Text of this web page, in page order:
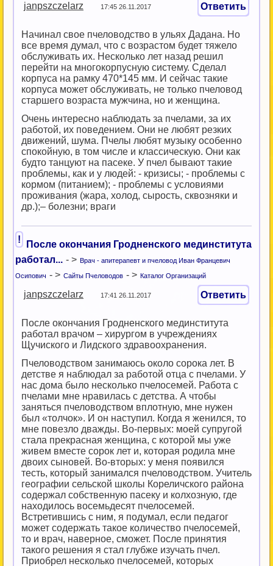
janpszczelarz 17:45 26.11.2017 Ответить
Начинал свое пчеловодство в ульях Дадана. Но
все время думал, что с возрастом будет тяжело
обслуживать их. Несколько лет назад решил
перейти на многокорпусную систему. Сделал
корпуса на рамку 470*145 мм. И сейчас такие
корпуса может обслуживать, не только пчеловод
старшего возраста мужчина, но и женщина.
Очень интересно наблюдать за пчелами, за их
работой, их поведением. Они не любят резких
движений, шума. Пчелы любят музыку особенно
спокойную, в том числе и классическую. Они как
будто танцуют на пасеке. У пчел бывают такие
проблемы, как и у людей: - кризисы; - проблемы с
кормом (питанием); - проблемы с условиями
проживания (жара, холод, сырость, сквозняки и
др.);– болезни; враги
!
После окончания Гродненского мединститута
работал... - > Врач - апитерапевт и пчеловод Иван Францевич
Осипович - > Сайты Пчеловодов - > Каталог Организаций
janpszczelarz 17:41 26.11.2017 Ответить
После окончания Гродненского мединститута
работал врачом – хирургом в учреждениях
Щучиского и Лидского здравоохранения.
Пчеловодством занимаюсь около сорока лет. В
детстве я наблюдал за работой отца с пчелами. У
нас дома было несколько пчелосемей. Работа с
пчелами мне нравилась с детства. А чтобы
заняться пчеловодством вплотную, мне нужен
был «толчок». И он наступил. Когда я женился, то
мне повезло дважды. Во-первых: моей супругой
стала прекрасная женщина, с которой мы уже
живем вместе сорок лет и, которая родила мне
двоих сыновей. Во-вторых: у меня появился
тесть, который занимался пчеловодством. Учитель
географии сельской школы Кореличского района
содержал собственную пасеку и колхозную, где
находилось восемьдесят пчелосемей.
Встретившись с ним, я подумал, если педагог
может содержать такое количество пчелосемей,
то и врач, наверное, сможет. После принятия
такого решения я стал глубже изучать пчел.
Приобрел несколько пчелосемей, которых